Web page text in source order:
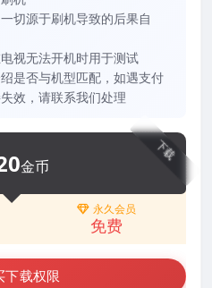
切源于刷机导致的后果自
视无法开机时用于测试
是否与机型匹配，如遇支付
效，请联系我们处理
下载
金币
永久会员
免费
下载权限